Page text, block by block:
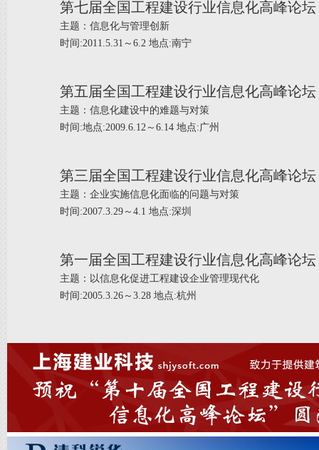
第七届全国工程建设行业信息化高峰论坛
主题：信息化与管理创新
时间:2011.5.31～6.2 地点:南宁
第五届全国工程建设行业信息化高峰论坛
主题：信息化建设中的难题与对策
时间:地点:2009.6.12～6.14 地点:广州
第三届全国工程建设行业信息化高峰论坛
主题：企业实施信息化面临的问题与对策
时间:2007.3.29～4.1 地点:深圳
第一届全国工程建设行业信息化高峰论坛
主题：以信息化促进工程建设企业管理现代化
时间:2005.3.26～3.28 地点:杭州